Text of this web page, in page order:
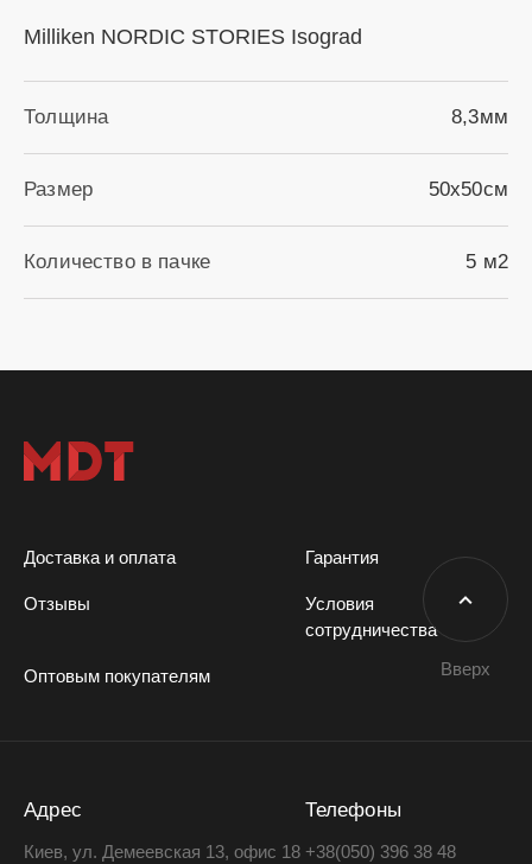
Milliken NORDIC STORIES Isograd
Толщина 8,3мм
Размер 50х50см
Количество в пачке 5 м2
Доставка и оплата Гарантия
Отзывы
Условия
сотрудничества
Оптовым покупателям
Адрес
Киев, ул. Демеевская 13, офис 18
Телефоны
+38(050) 396 38 48
Вверх